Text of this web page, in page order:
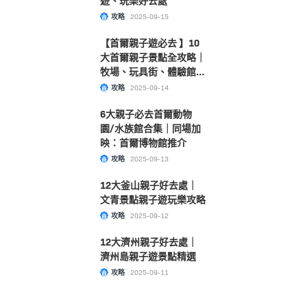
攻略 2025-09-15
【首爾親子遊必去 】10
大首爾親子景點全攻略｜
牧場、玩具街、體驗館推
介 攻略 2025-09-14
6大親子必去首爾動物
園/水族館合集｜同場加
映：首爾博物館推介
攻略 2025-09-13
12大釜山親子好去處｜
文青景點親子遊玩樂攻略
攻略 2025-09-12
12大濟州親子好去處｜
濟州島親子遊景點精選
攻略 2025-09-11